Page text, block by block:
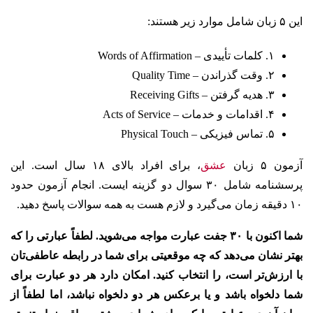
این ۵ زبان شامل موارد زیر هستند:
۱. کلمات تأییدی – Words of Affirmation
۲. وقت گذراندن – Quality Time
۳. هدیه گرفتن – Receiving Gifts
۴. اقدامات و خدمات – Acts of Service
۵. تماس فیزیکی – Physical Touch
آزمون ۵ زبان عشق
، برای افراد بالای ۱۸ سال است. این
پرسشنامه شامل ۳۰ سوال دو گزینه‌ ایست. انجام آزمون حدود
۱۰ دقیقه زمان می‌گیرد و لازم هست به همه سوالات پاسخ دهید.
شما اکنون با ۳۰ جفت عبارت مواجه می‌شوید. لطفاً عبارتی را که
بهتر نشان می‌دهد که چه موقعیتی برای شما در رابطه عاطفی‌تان
با ارزش‌تر است، را انتخاب کنید. امکان دارد هر دو عبارت برای
شما دلخواه باشد و یا برعکس هر دو دلخواه نباشد، اما لطفاً از